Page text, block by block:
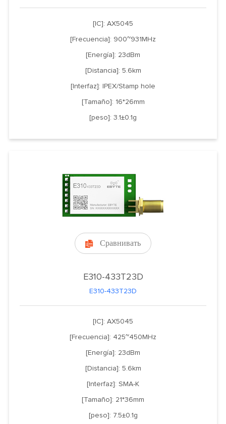
[IC]: AX5045
[Frecuencia]: 900~931MHz
[Energía]: 23dBm
[Distancia]: 5.6km
[Interfaz]: IPEX/Stamp hole
[Tamaño]: 16*26mm
[peso]: 3.1±0.1g
 Сравнивать
E310-433T23D
E310-433T23D
[IC]: AX5045
[Frecuencia]: 425~450MHz
[Energía]: 23dBm
[Distancia]: 5.6km
[Interfaz]: SMA-K
[Tamaño]: 21*36mm
[peso]: 7.5±0.1g